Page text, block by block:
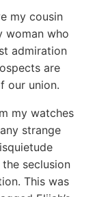
my cousin
woman who
admiration
are
our union.
my watches
strange
seclusion
This was